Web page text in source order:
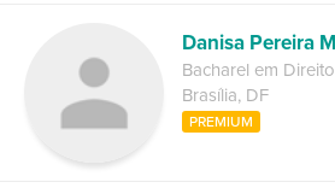
Bacharel em Direito
Brasília, DF
PREMIUM